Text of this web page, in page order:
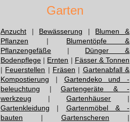
Garten
Anzucht | Bewässerung | Blumen &
Pflanzen | Blumentöpfe &
Pflanzengefäße | Dünger &
Bodenpflege | Ernten | Fässer & Tonnen
| Feuerstellen | Fräsen | Gartenabfall &
Kompostierung | Gartendeko und -
beleuchtung | Gartengeräte & -
werkzeug |Gartenhäuser |
Gartenkleidung | Gartenmöbel & -
bauten | Gartenscheren |